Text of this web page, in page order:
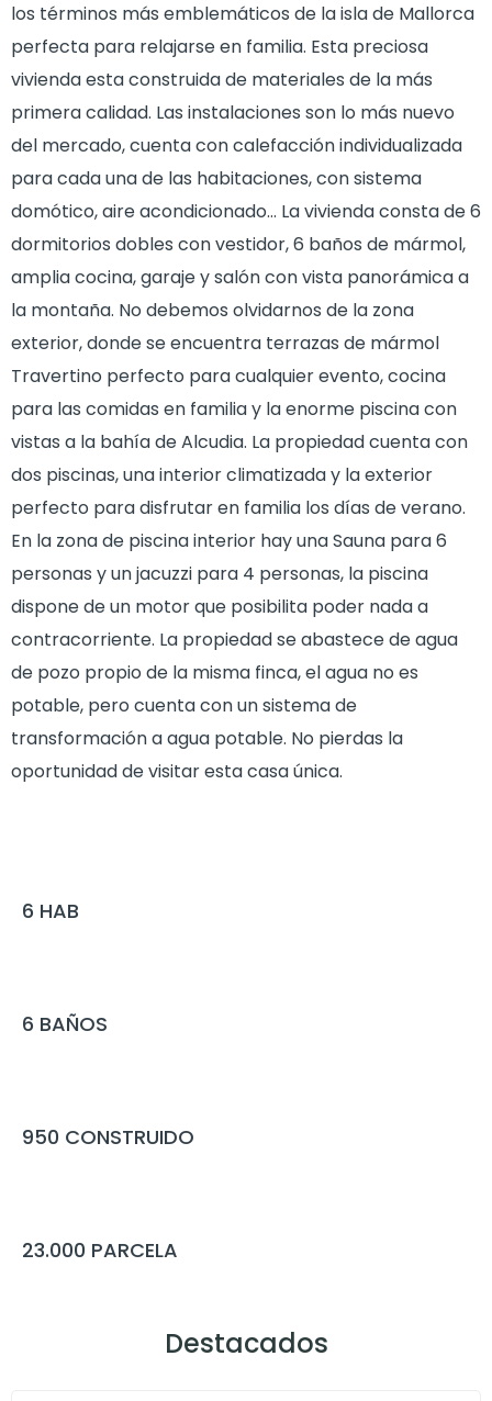
los términos más emblemáticos de la isla de Mallorca
perfecta para relajarse en familia. Esta preciosa
vivienda esta construida de materiales de la más
primera calidad. Las instalaciones son lo más nuevo
del mercado, cuenta con calefacción individualizada
para cada una de las habitaciones, con sistema
domótico, aire acondicionado… La vivienda consta de 6
dormitorios dobles con vestidor, 6 baños de mármol,
amplia cocina, garaje y salón con vista panorámica a
la montaña. No debemos olvidarnos de la zona
exterior, donde se encuentra terrazas de mármol
Travertino perfecto para cualquier evento, cocina
para las comidas en familia y la enorme piscina con
vistas a la bahía de Alcudia. La propiedad cuenta con
dos piscinas, una interior climatizada y la exterior
perfecto para disfrutar en familia los días de verano.
En la zona de piscina interior hay una Sauna para 6
personas y un jacuzzi para 4 personas, la piscina
dispone de un motor que posibilita poder nada a
contracorriente. La propiedad se abastece de agua
de pozo propio de la misma finca, el agua no es
potable, pero cuenta con un sistema de
transformación a agua potable. No pierdas la
oportunidad de visitar esta casa única.
6 HAB
6 BAÑOS
950 CONSTRUIDO
23.000 PARCELA
Destacados